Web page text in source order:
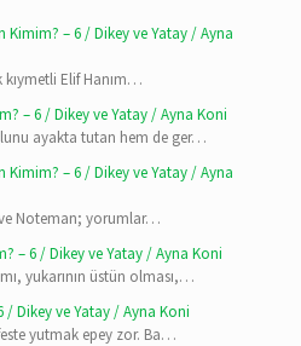
Kimim? – 6 / Dikey ve Yatay / Ayna
Elif Hanım…
– 6 / Dikey ve Yatay / Ayna Koni
ayakta tutan hem de ger…
Kimim? – 6 / Dikey ve Yatay / Ayna
ve Noteman; yorumlar…
– 6 / Dikey ve Yatay / Ayna Koni
yukarının üstün olması,…
/ Dikey ve Yatay / Ayna Koni
yutmak epey zor. Ba…